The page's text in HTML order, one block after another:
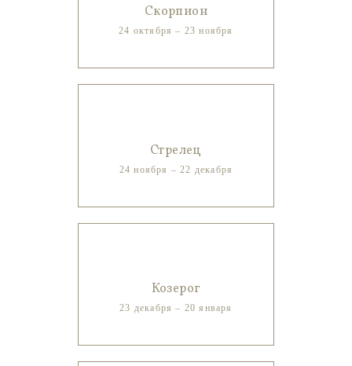
Скорпион
24 октября – 23 ноября
Стрелец
24 ноября – 22 декабря
Козерог
23 декабря – 20 января